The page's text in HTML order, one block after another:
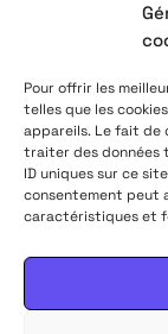
Pour offrir les
telles que les
appareils. Le fait de
traiter des données
ID uniques sur ce
consentement peut
caractéristiques et
ALPHA X CBD
Visa
Mastercard
PRODUITS
INTERDITS AUX
CONDUIRE